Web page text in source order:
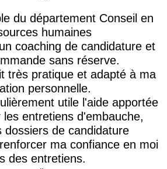
du département Conseil en
humaines
coaching de candidature et
sans réserve.
très pratique et adapté à ma
personnelle.
utile l'aide apportée
entretiens d'embauche,
dossiers de candidature
ma confiance en moi
des entretiens.